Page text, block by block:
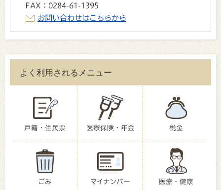
FAX： 0284-61-1395
お問い合わせはこちらから
よく利用されるメニュー
戸籍・住民票 医療保険・年金 税金
ごみ マイナンバー 医療・健康